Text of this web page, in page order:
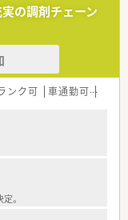
をもって挑戦できる
、働く方の希望や状
。
に貢献するために本部
ます。
実の調剤チェーン
ンク可 車通勤可
。